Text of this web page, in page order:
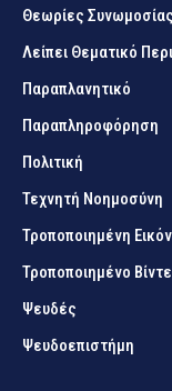
Θεωρίες Συνωμοσίας
Λείπει Θεματικό
Παραπλανητικό
Παραπληροφόρηση
Πολιτική
Τεχνητή Νοημοσύνη
Τροποποιημένη
Τροποποιημένο
Ψευδές
Ψευδοεπιστήμη